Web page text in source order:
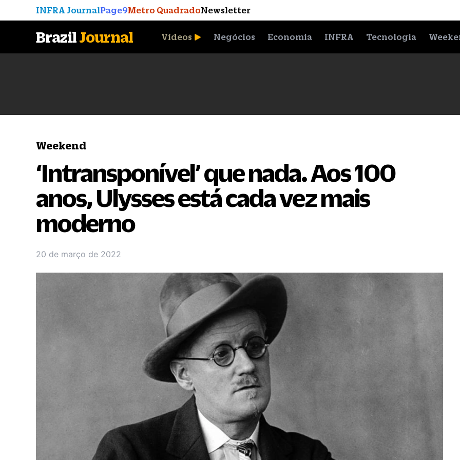
INFRA JournalPage9Metro QuadradoNewsletter
BrazilJournal Vídeos Negócios Economia INFRA Tecnologia
Weekend
‘Intransponível’ que nada. Aos 100
anos, Ulysses está cada vez mais
moderno
20 de março de 2022